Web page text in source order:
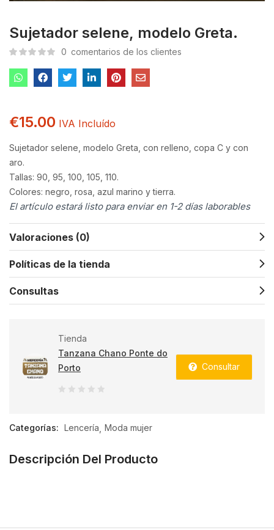
Sujetador selene, modelo Greta.
0 comentarios de los clientes
€15.00 IVA Incluído
Sujetador selene, modelo Greta, con relleno, copa C y con
aro.
Tallas: 90, 95, 100, 105, 110.
Colores: negro, rosa, azul marino y tierra.
El artículo estará listo para enviar en 1-2 días laborables
Valoraciones (0)
Políticas de la tienda
Consultas
Tienda
Tanzana Chano Ponte do
Porto
Consultar
Categorías: Lencería Moda mujer
Descripción Del Producto